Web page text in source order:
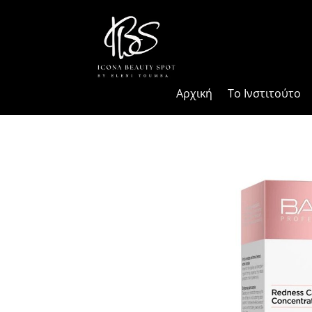
Αρχική Το Ινστιτούτο